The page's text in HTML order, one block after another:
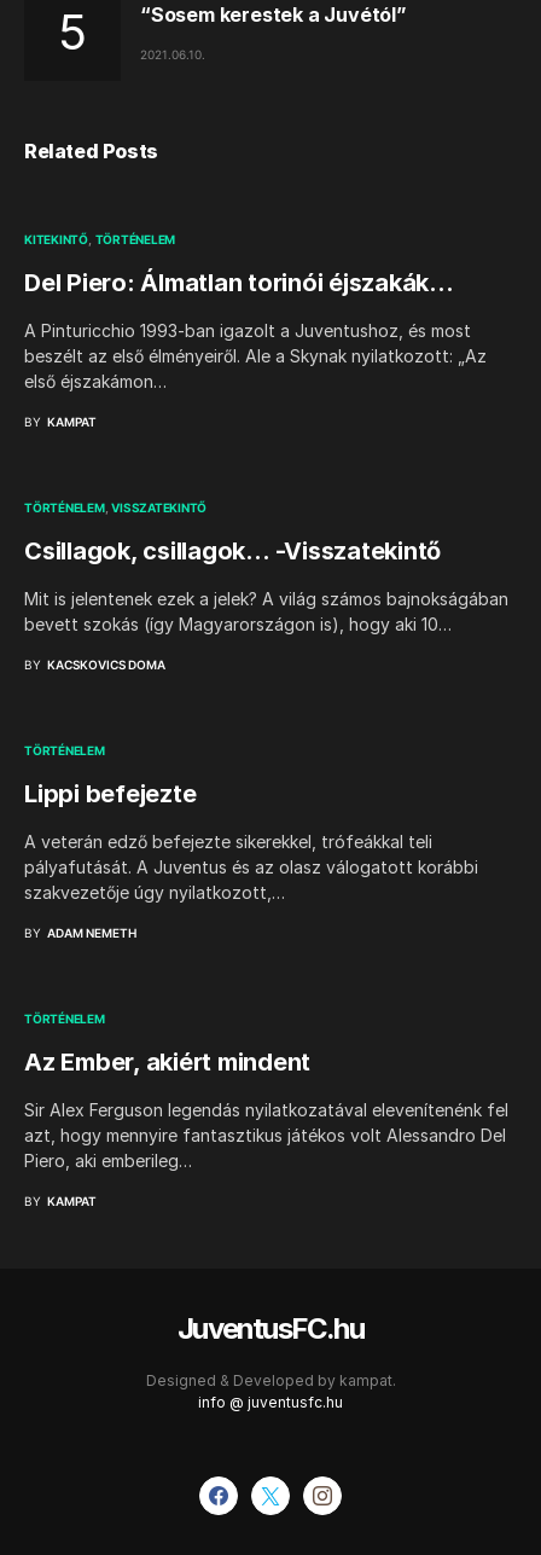
“Sosem kerestek a Juvétól”
2021.06.10.
Related Posts
KITEKINTŐ TÖRTÉNELEM
Del Piero: Álmatlan torinói éjszakák…
A Pinturicchio 1993-ban igazolt a Juventushoz, és most
beszélt az első élményeiről. Ale a Skynak nyilatkozott: „Az
első éjszakámon…
BY KAMPAT
TÖRTÉNELEM VISSZATEKINTŐ
Csillagok, csillagok… -Visszatekintő
Mit is jelentenek ezek a jelek? A világ számos bajnokságában
bevett szokás (így Magyarországon is), hogy aki 10…
BY KACSKOVICS DOMA
TÖRTÉNELEM
Lippi befejezte
A veterán edző befejezte sikerekkel, trófeákkal teli
pályafutását. A Juventus és az olasz válogatott korábbi
szakvezetője úgy nyilatkozott,…
BY ADAM NEMETH
TÖRTÉNELEM
Az Ember, akiért mindent
Sir Alex Ferguson legendás nyilatkozatával elevenítenénk fel
azt, hogy mennyire fantasztikus játékos volt Alessandro Del
Piero, aki emberileg…
BY KAMPAT
JuventusFC.hu
Designed & Developed by kampat.
info @ juventusfc.hu